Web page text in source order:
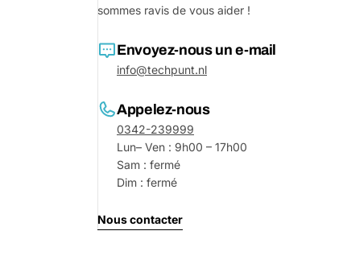
Les champs marqués d'un * sont
sommes ravis de vous aider !
Envoyez-nous un e-mail
info@techpunt.nl
Appelez-nous
0342-239999
Lun– Ven : 9h00 – 17h00
Sam : fermé
Dim : fermé
Nous contacter